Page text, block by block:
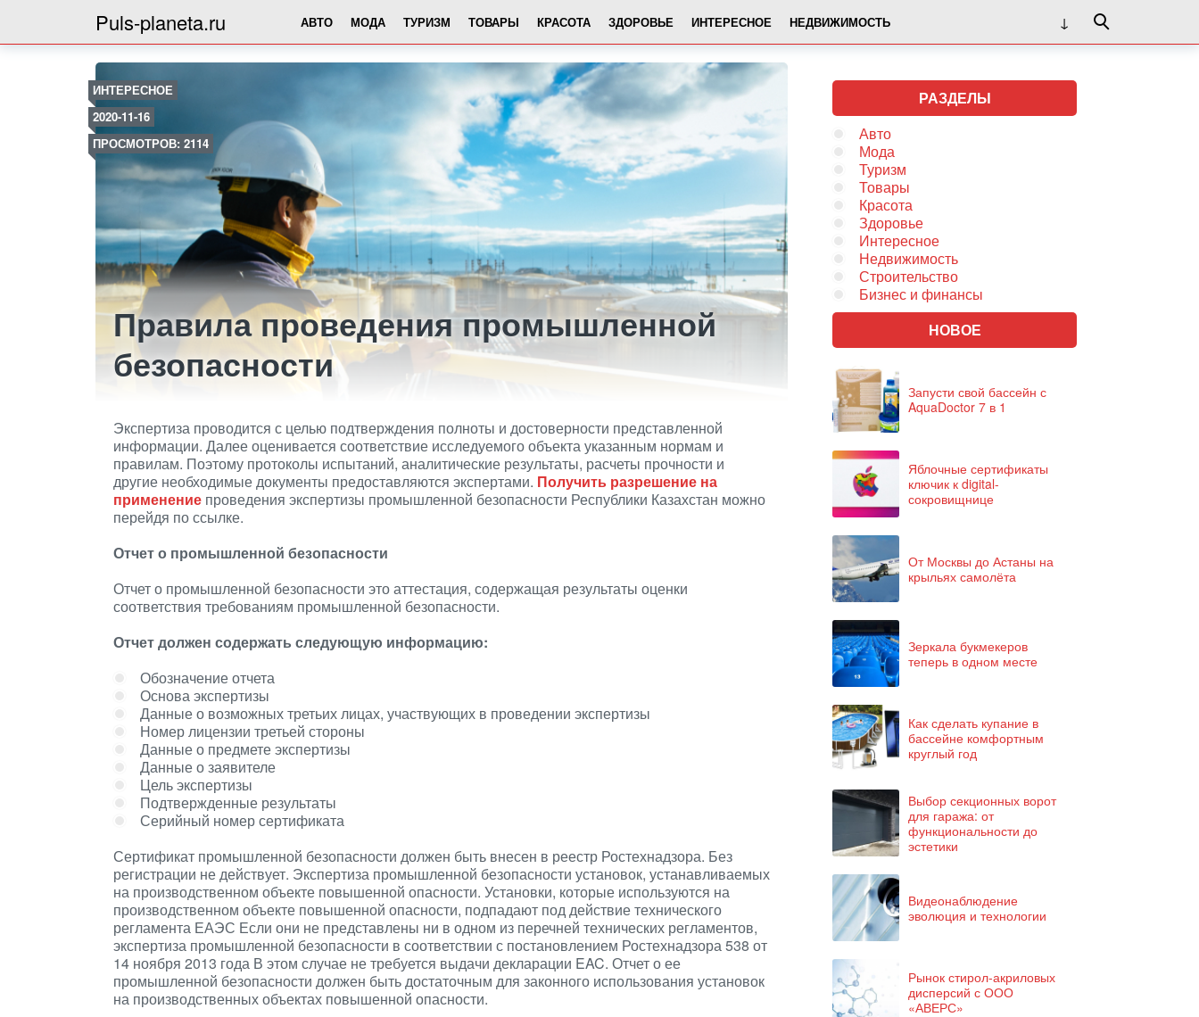
Puls-planeta.ru АВТО МОДА ТУРИЗМ ТОВАРЫ КРАСОТА ЗДОРОВЬЕ ИНТЕРЕСНОЕ НЕДВИЖИМОСТЬ
ИНТЕРЕСНОЕ
2020-11-16
ПРОСМОТРОВ: 2114
Правила проведения промышленной
безопасности
Экспертиза проводится с целью подтверждения полноты и достоверности представленной
информации. Далее оценивается соответствие исследуемого объекта указанным нормам и
правилам. Поэтому протоколы испытаний, аналитические результаты, расчеты прочности и
другие необходимые документы предоставляются экспертами. Получить разрешение на
применение проведения экспертизы промышленной безопасности Республики Казахстан можно
перейдя по ссылке.
Отчет о промышленной безопасности
Отчет о промышленной безопасности это аттестация, содержащая результаты оценки
соответствия требованиям промышленной безопасности.
Отчет должен содержать следующую информацию:
Обозначение отчета
Основа экспертизы
Данные о возможных третьих лицах, участвующих в проведении экспертизы
Номер лицензии третьей стороны
Данные о предмете экспертизы
Данные о заявителе
Цель экспертизы
Подтвержденные результаты
Серийный номер сертификата
Сертификат промышленной безопасности должен быть внесен в реестр Ростехнадзора. Без
регистрации не действует. Экспертиза промышленной безопасности установок, устанавливаемых
на производственном объекте повышенной опасности. Установки, которые используются на
производственном объекте повышенной опасности, подпадают под действие технического
регламента ЕАЭС Если они не представлены ни в одном из перечней технических регламентов,
экспертиза промышленной безопасности в соответствии с постановлением Ростехнадзора 538 от
14 ноября 2013 года В этом случае не требуется выдачи декларации EAC. Отчет о ее
промышленной безопасности должен быть достаточным для законного использования установок
на производственных объектах повышенной опасности.
РАЗДЕЛЫ
Авто
Мода
Туризм
Товары
Красота
Здоровье
Интересное
Недвижимость
Строительство
Бизнес и финансы
НОВОЕ
Запусти свой бассейн с
AquaDoctor 7 в 1
Яблочные сертификаты
ключик к digital-
сокровищнице
От Москвы до Астаны на
крыльях самолёта
Зеркала букмекеров
теперь в одном месте
Как сделать купание в
бассейне комфортным
круглый год
Выбор секционных ворот
для гаража: от
функциональности до
эстетики
Видеонаблюдение
эволюция и технологии
Рынок стирол-акриловых
дисперсий с ООО
«АВЕРС»